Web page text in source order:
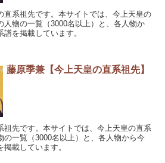
直系祖先です。本サイトでは、今上天皇の
人物の一覧（3000名以上）と、各人物か
を掲載しています。
藤原季兼【今上天皇の直系祖先】
祖先です。本サイトでは、今上天皇の直系
の一覧（3000名以上）と、各人物から今
掲載しています。